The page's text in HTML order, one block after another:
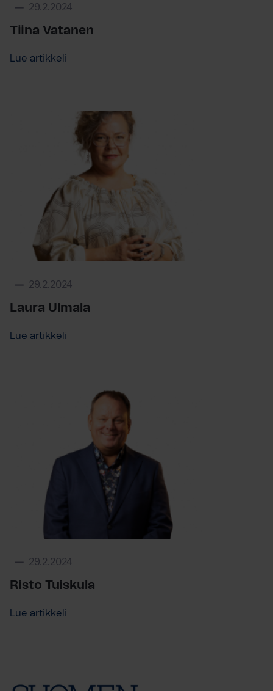
29.2.2024
Tiina Vatanen
Lue artikkeli
29.2.2024
Laura Ulmala
Lue artikkeli
29.2.2024
Risto Tuiskula
Lue artikkeli